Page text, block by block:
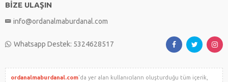
BİZE ULAŞIN
info@ordanalmaburdanal.com
Whatsapp Destek: 5324628517
ordanalmaburdanal.com'da yer alan kullanıcıların oluşturduğu tüm içerik,